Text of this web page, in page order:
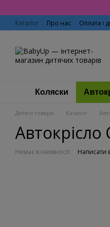
Каталог Про нас Оплата і
Коляски
Дитячі товари Каталог
Немає в наявності Написати